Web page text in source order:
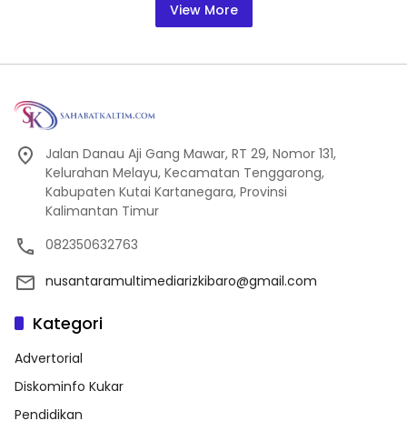
View More
Jalan Danau Aji Gang Mawar, RT 29, Nomor 131,
Kelurahan Melayu, Kecamatan Tenggarong,
Kabupaten Kutai Kartanegara, Provinsi
Kalimantan Timur
082350632763
nusantaramultimediarizkibaro@gmail.com
Kategori
Advertorial
Diskominfo Kukar
Pendidikan